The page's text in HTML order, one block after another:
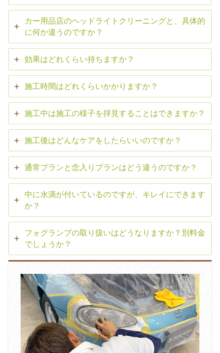
カー用品店のヘッドライトクリーニングと、具体的
に何か違うのですか？
効果はどれくらい持ちますか？
施工時間はどれくらいかかりますか？
施工中は施工の様子を拝見することはできますか？
施工後はどんなケアをしたらいいのですか？
通常プランと念入りプランはどう違うのですか？
中に水滴が付いているのですが、キレイにできます
か？
フォグランプの取り扱いはどうなりますか？別料金
でしょうか？